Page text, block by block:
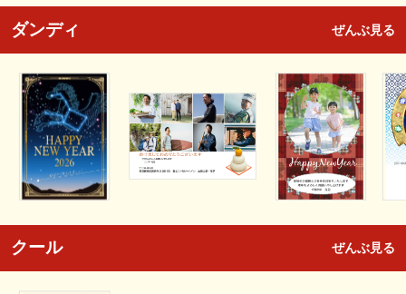
ダンディ ぜんぶ見る
クール ぜんぶ見る